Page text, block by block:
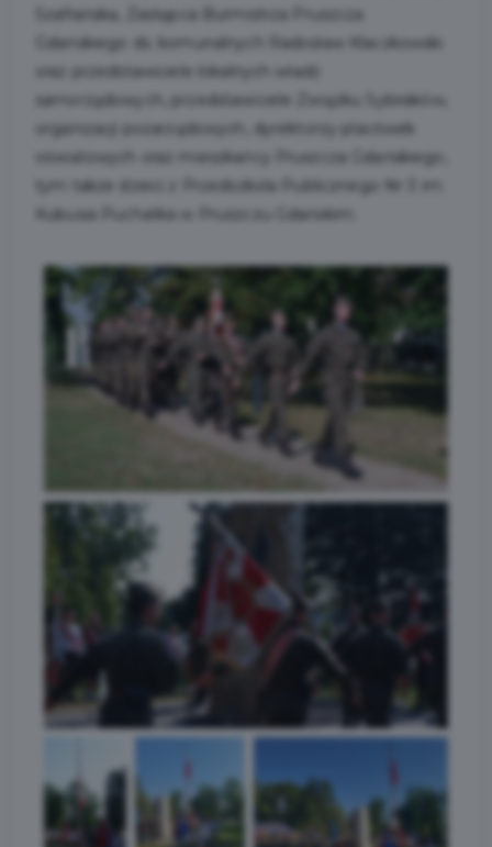
Szafrańska, Zastępca Burmistrza Pruszcza
Gdańskiego ds. komunalnych Radosław Klaczkowski
oraz przedstawiciele lokalnych władz
samorządowych, przedstawiciele Związku Sybiraków,
organizacji pozarządowych, dyrektorzy placówek
oświatowych oraz mieszkańcy Pruszcza Gdańskiego,
tym także dzieci z Przedszkola Publicznego Nr 3 im.
Kubusia Puchatka w Pruszczu Gdańskim.